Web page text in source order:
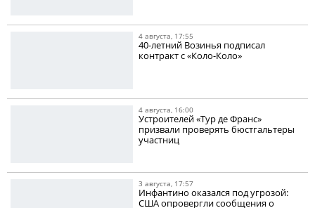
4 августа, 17:55
40-летний Возинья подписал
контракт с «Коло-Коло»
4 августа, 16:00
Устроителей «Тур де Франс»
призвали проверять бюстгальтеры
участниц
3 августа, 17:57
Инфантино оказался под угрозой:
США опровергли сообщения о